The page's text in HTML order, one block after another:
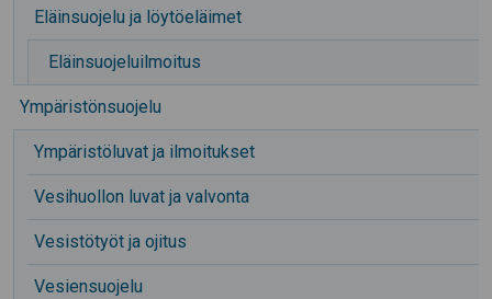
Eläinsuojelu ja löytöeläimet
Eläinsuojeluilmoitus
Ympäristönsuojelu
Ympäristöluvat ja ilmoitukset
Vesihuollon luvat ja valvonta
Vesistötyöt ja ojitus
Vesiensuojelu